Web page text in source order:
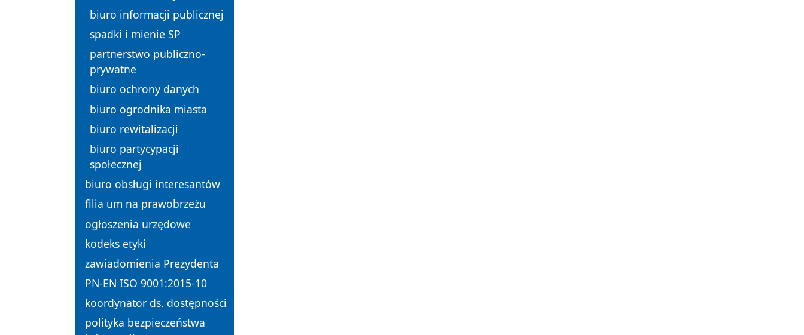
biuro informacji publicznej
spadki i mienie SP
partnerstwo publiczno-
prywatne
biuro ochrony danych
biuro ogrodnika miasta
biuro rewitalizacji
biuro partycypacji
społecznej
biuro obsługi interesantów
filia um na prawobrzeżu
ogłoszenia urzędowe
kodeks etyki
zawiadomienia Prezydenta
PN-EN ISO 9001:2015-10
koordynator ds. dostępności
polityka bezpieczeństwa